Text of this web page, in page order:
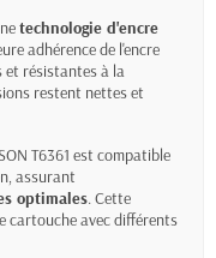
technologie d'encre
adhérence de l'encre
et résistantes à la
restent nettes et
T6361 est compatible
assurant
optimales. Cette
cartouche avec différents